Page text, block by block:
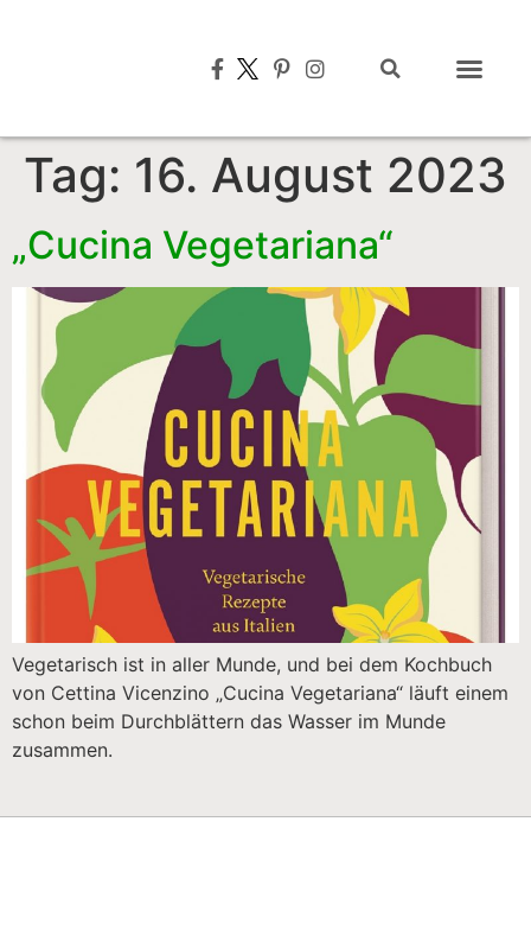
Tag: 16. August 2023
„Cucina Vegetariana“
Vegetarisch ist in aller Munde, und bei dem Kochbuch
von Cettina Vicenzino „Cucina Vegetariana“ läuft einem
schon beim Durchblättern das Wasser im Munde
zusammen.